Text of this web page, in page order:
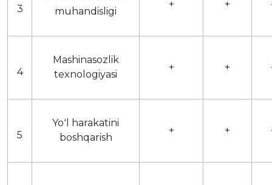
3
muhandisligi
+ +
4
Mashinasozlik
texnologiyasi
+ +
5
Yoʻl harakatini
boshqarish
+ +